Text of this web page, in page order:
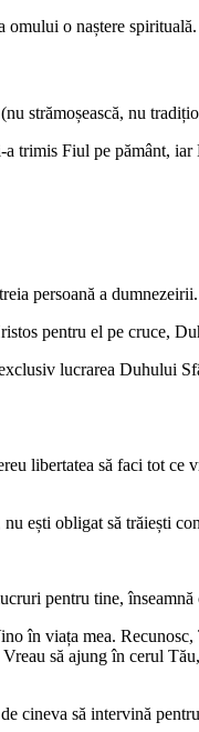
omului o naștere spirituală.
strămoșească, nu
Fiul pe pământ,
persoană a
pentru el pe cruce,
lucrarea Duhului
libertatea să faci tot ce
ești obligat să trăiești
pentru tine,
în viața mea.
să ajung în cerul
cineva să intervină